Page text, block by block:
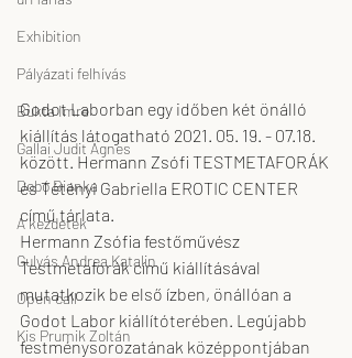
Exhibition
Pályázati felhívás
Bukta Imre
Gallai Judit Ágnes
Dobó Bianka
A kezdetek
Gulyás Andrea Katalin
Open call
Kis Prumik Zoltán
Godot Laborban egy időben két önálló
kiállítás látogatható 2021. 05. 19. - 07.18.
között. Hermann Zsófi TESTMETAFORÁK
és Tétényi Gabriella EROTIC CENTER
című tárlata.
Hermann Zsófia festőművész
Testmetaforák című kiállításával
mutatkozik be első ízben, önállóan a
Godot Labor kiállítóterében. Legújabb
festménysorozatának középpontjában